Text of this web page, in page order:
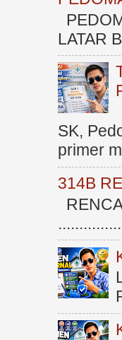
LATAR
SK,
primer
314B